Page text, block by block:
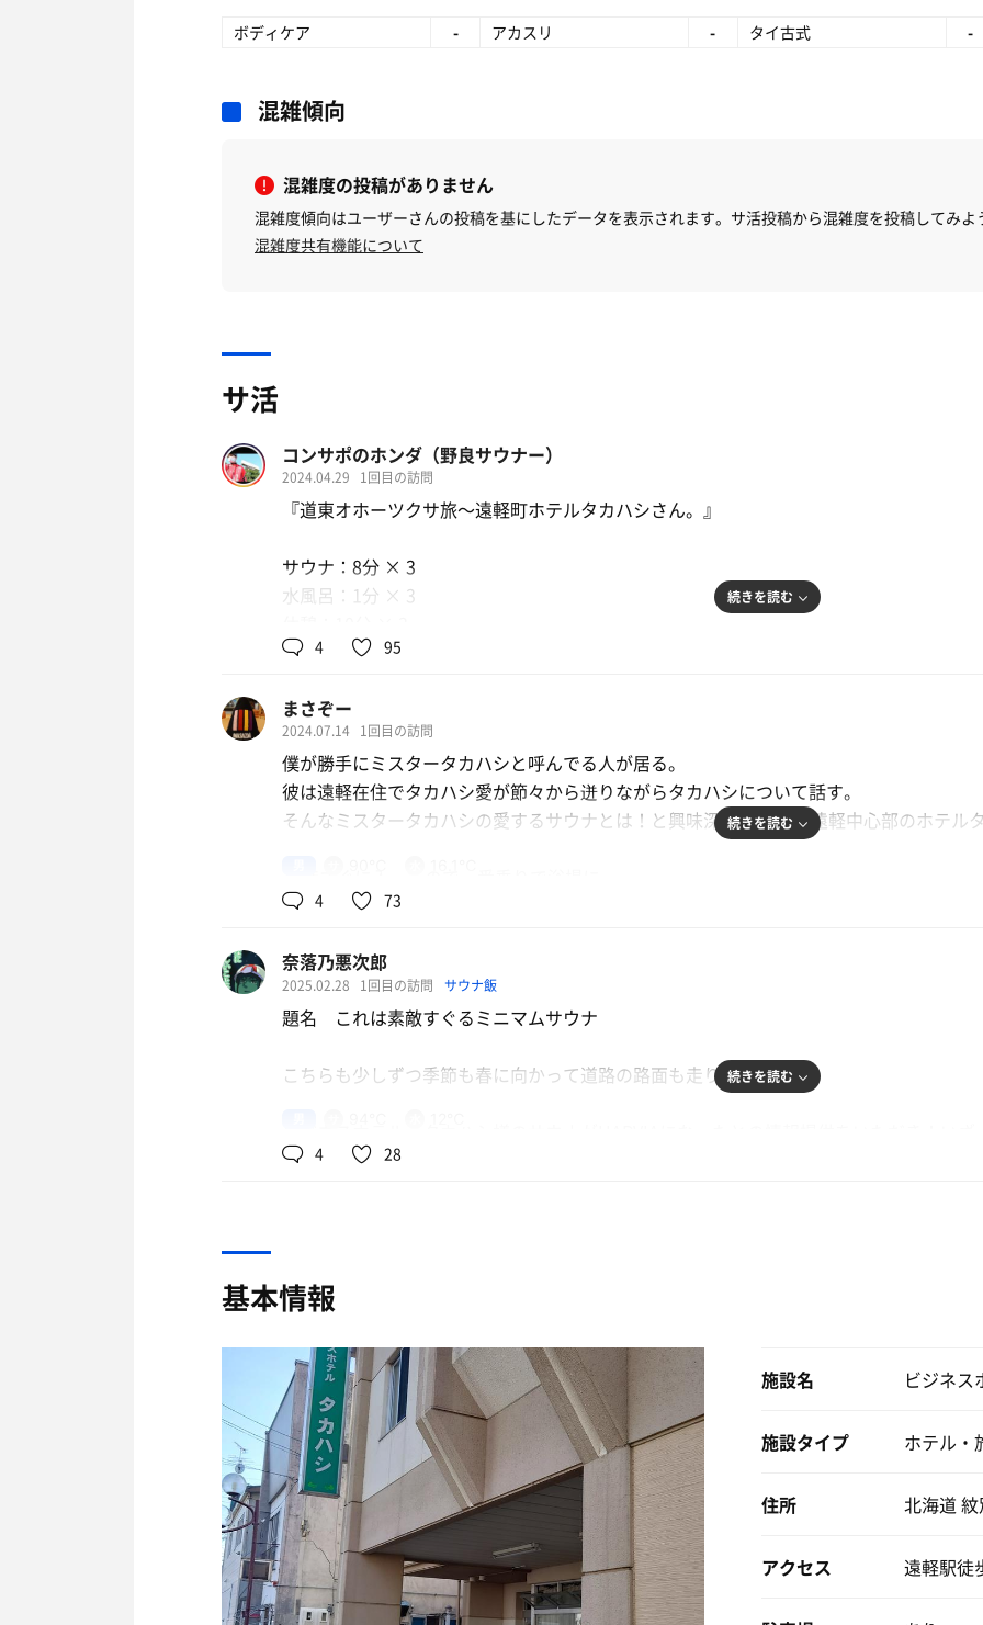
ボディケア - アカスリ - タイ古式 -
混雑傾向
混雑度の投稿がありません
混雑度傾向はユーザーさんの投稿を基にしたデータを表示されます。サ活投稿から混雑度を投稿してみよ
混雑度共有機能について
サ活
コンサポのホンダ（野良サウナー）
2024.04.29 1回目の訪問
『道東オホーツクサ旅〜遠軽町ホテルタカハシさん。』
サウナ：8分 × 3
水風呂：1分 × 3
合計：3セット
釧路経由からのオホーツクサ旅、道の駅巡りを順調に進めて「ホテルタカハシ」さんに
遠軽町は初訪問ですが唯一のサウナ施設とは！宿泊者であっても日帰り入浴と変わらず
っき大江本家さんのオートロウリュサウナを堪能したばかりですが、朝サウナはやって
か🔥
と身動きが取りにくい。ウォーターサーバーや自動洗濯機、さらにはテレビにトトノイ
白いタイルを基調とした長方形型の浴室、奥に熱めのお湯が張った湯船とサウナ室の前
ンスペースは4人用、こぢんまりしたコンパクトすぎる浴室である！ここまでピタピタ
身を清めてサ室にイン、電気式サウナストーブがポツンと鎮座して3人収容の座面にテ
夕方すぎにHARVIA北見のアンナちゃん（OSC所属熱波師）とハルビア店舗でお会いし
なファンが居ることを訊いていましたが、こんなディープ且つストロングなサウナが近
22時のラスト間際まで渾身の3セット堪能、ディナーは遠軽町で唯一の24時間営業のす
朝8時に起きて華麗にチェックアウト、夫婦（かな？）で経営されていらっしゃるのか
応えて下さり心のこもっま気持ちよい宿泊ができました。ありがとう遠軽町😭
続きを読む
4 95
まさぞー
2024.07.14 1回目の訪問
僕が勝手にミスタータカハシと呼んでる人が居る。
彼は遠軽在住でタカハシ愛が節々から迸りながらタカハシについて話す。
そんなミスタータカハシの愛するサウナとは！と興味深々で16時の遠軽中心部のホテル
噂通りの狭小脱衣所だ。
浴場内ももちろん狭いが洗い場3つに浴槽は足伸ばして3人入れるだけの広さがあって痒
い。
コレはサウナは期待出来そうとワクワクした気持ちで向かう。
扉開けて右手側に室内は広がっていて、扉側右奥にストーブがあるので下段は詰めて座
サウナ室の温度は90℃。
10分くらいを3セット、小さいサウナ室にテレビ付きで発汗良好ってだけで凄く気分良
前2セットは独り占め、3セット目は他に2名入られましたけどサウナ室内でくつろげて
お一人様仕様な水風呂は16.1℃といい冷たさ。
サウナ、水風呂ともにナイスな環境でした。
休憩は狭い脱衣所に椅子2つあるので、椅子に座って扇風機の風に当たって。
丁度TVでタカトシの番組やっていたので見ながらクールダウンタイムに。
給水ポットの水も冷たくて美味しくて、外気浴無いけど休憩も気持ち良く出来ました。
続きを読む
4 73
奈落乃悪次郎
2025.02.28 1回目の訪問 サウナ飯
題名 これは素敵すぐるミニマムサウナ
こちらも少しずつ季節も春に向かって道路の路面も走りやすい🚗
ではでは〜浴室へ🚶
おおおおミニマムな空間！洗い場は３つ シャンプーリンス、石鹸あり！
洗身後、いざ！本題のサウナ室へ
なにぃ！！こちらもミニマムでしっかりHARVIAのロウリュできる！気持ちは高鳴るが
するといきなりすごい温度になるパターンか？恐る恐るゆっくりファーストロウリュ
夢の超特急🚄だわ💦💦まずは1セット12分 水風呂が素敵すぎる地下水12℃キンキンで
2セット目、私の独占時間で2回ロウリュすると‥熱くて燃え尽きる🧈
続きを読む
4 28
基本情報
施設名 ビジネス
施設タイプ ホテル・
住所 北海道
アクセス 遠軽駅徒